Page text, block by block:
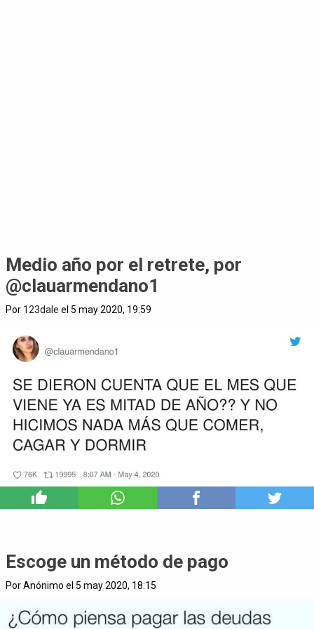
Medio año por el retrete, por
@clauarmendano1
Por 123dale el 5 may 2020, 19:59
Escoge un método de pago
Por Anónimo el 5 may 2020, 18:15